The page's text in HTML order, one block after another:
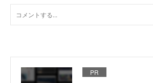
PR